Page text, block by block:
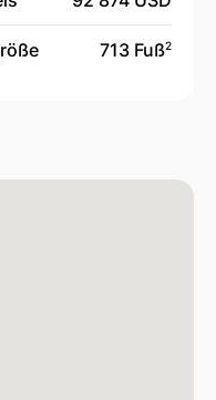
713 Fuß2